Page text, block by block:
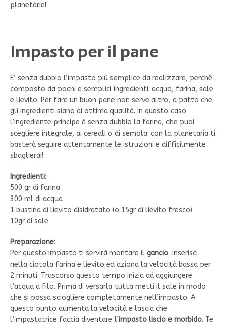
planetarie!
Impasto per il pane
E’ senza dubbio l’impasto più semplice da realizzare, perché
composto da pochi e semplici ingredienti: acqua, farina, sale
e lievito. Per fare un buon pane non serve altro, a patto che
gli ingredienti siano di ottima qualità. In questo caso
l’ingrediente principe è senza dubbio la farina, che puoi
scegliere integrale, ai cereali o di semola: con la planetaria ti
basterà seguire attentamente le istruzioni e difficilmente
sbaglierai!
Ingredienti:
500 gr di farina
300 ml di acqua
1 bustina di lievito disidratato (o 15gr di lievito fresco)
10gr di sale
Preparazione:
Per questo impasto ti servirà montare il gancio. Inserisci
nella ciotola farina e lievito ed aziona la velocità bassa per
2 minuti. Trascorso questo tempo inizia ad aggiungere
l’acqua a filo. Prima di versarla tutta metti il sale in modo
che si possa sciogliere completamente nell’impasto. A
questo punto aumenta la velocità e lascia che
l’impastatrice faccia diventare l’impasto liscio e morbido. Te